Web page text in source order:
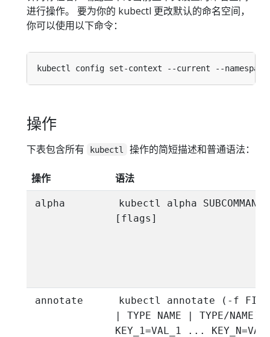
进行操作。 要为你的 kubectl 更改默认的命名空间，
你可以使用以下命令：
kubectl config set-context --current --namespace
操作
下表包含所有 kubectl 操作的简短描述和普通语法：
操作 语法
alpha
kubectl alpha SUBCOMMAND
[flags]
annotate
kubectl annotate (-f
| TYPE NAME | TYPE/NAME)
KEY_1=VAL_1 ...